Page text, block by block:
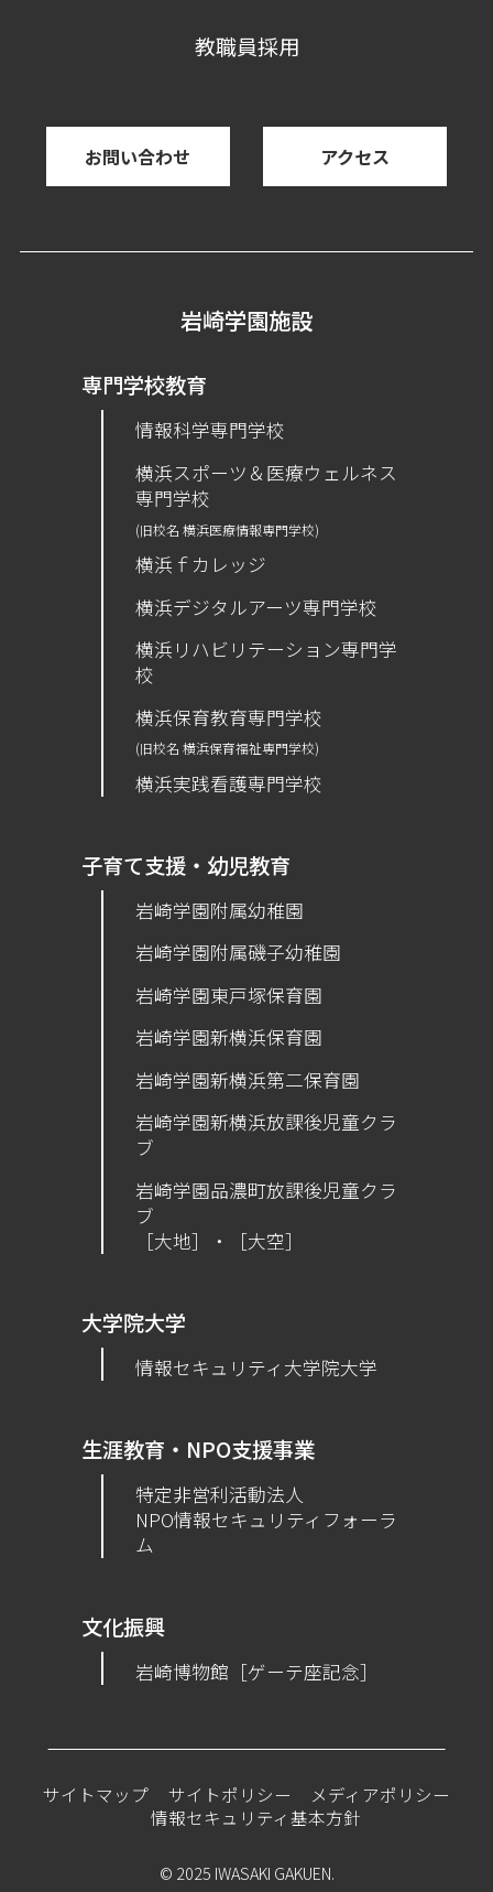
教職員採用
お問い合わせ アクセス
岩崎学園施設
専門学校教育
情報科学専門学校
横浜スポーツ＆医療ウェルネス
専門学校
(旧校名 横浜医療情報専門学校)
横浜ｆカレッジ
横浜デジタルアーツ専門学校
横浜リハビリテーション専門学
校
横浜保育教育専門学校
(旧校名 横浜保育福祉専門学校)
横浜実践看護専門学校
子育て支援・幼児教育
岩崎学園附属幼稚園
岩崎学園附属磯子幼稚園
岩崎学園東戸塚保育園
岩崎学園新横浜保育園
​岩崎学園新横浜第二保育園
岩崎学園新横浜放課後児童クラ
ブ
岩崎学園品濃町放課後児童クラ
ブ
［大地］・［大空］
大学院大学
情報セキュリティ大学院大学
生涯教育・NPO支援事業
特定非営利活動法人
NPO情報セキュリティフォーラ
ム
文化振興
岩崎博物館［ゲーテ座記念］
サイトマップ サイトポリシー
メディアポリシー
情報セキュリティ基本方針
© 2025 IWASAKI GAKUEN.